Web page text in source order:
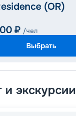
(OR)
₽ /чел
Выбрать
экскурсии